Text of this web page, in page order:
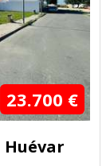
23.700 €